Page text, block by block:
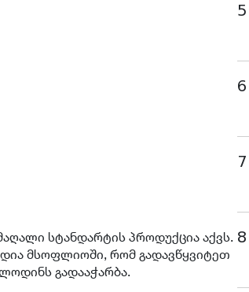
სტანდარტის პროდუქცია აქვს.
მსოფლიოში, რომ გადავწყვიტეთ
გადააჭარბა.
5
6
7
8